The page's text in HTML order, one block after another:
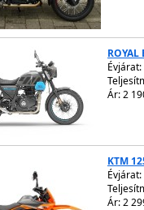
ROYAL
Évjárat:
Ár: 2
KTM
Évjárat:
Ár: 2